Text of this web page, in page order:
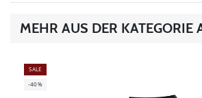
MEHR AUS DER KATEGORIE
SALE
-40%